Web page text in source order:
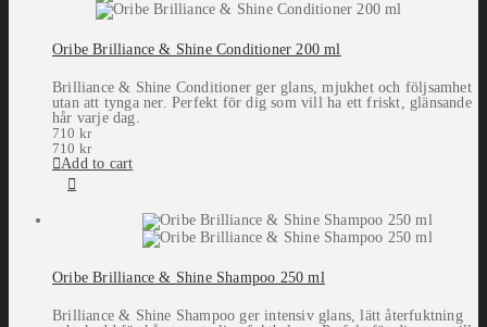
Oribe Brilliance & Shine Conditioner 200 ml
Brilliance & Shine Conditioner ger glans, mjukhet och följsamhet
utan att tynga ner. Perfekt för dig som vill ha ett friskt, glänsande
hår varje dag.
710 kr
710 kr
Add to cart
Oribe Brilliance & Shine Shampoo 250 ml
Brilliance & Shine Shampoo ger intensiv glans, lätt återfuktning